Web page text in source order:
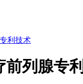
专利技术
列腺专利